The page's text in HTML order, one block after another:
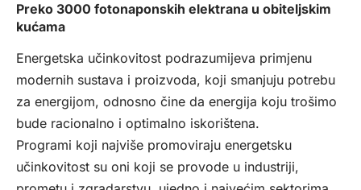
Preko 3000 fotonaponskih elektrana u obiteljskim
kućama
Energetska učinkovitost podrazumijeva primjenu
modernih sustava i proizvoda, koji smanjuju potrebu
za energijom, odnosno čine da energija koju trošimo
bude racionalno i optimalno iskorištena.
Programi koji najviše promoviraju energetsku
učinkovitost su oni koji se provode u industriji,